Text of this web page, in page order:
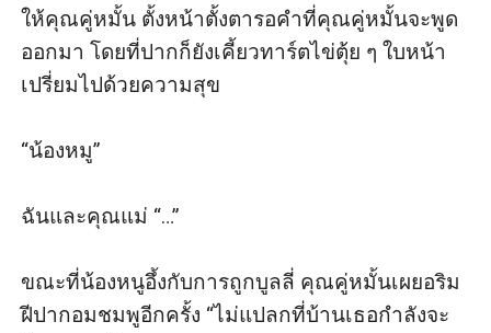
ให้คุณคู่หมั้น ตั้งหน้าตั้งตารอคำที่คุณคู่หมั้นจะพูด
ออกมา โดยที่ปากก็ยังเคี้ยวทาร์ตไข่ตุ้ย ๆ ใบหน้า
เปรี่ยมไปด้วยความสุข
“น้องหมู”
ฉันและคุณแม่ “…”
ขณะที่น้องหนูอึ้งกับการถูกบูลลี่ คุณคู่หมั้นเผยอริม
ฝีปากอมชมพูอีกครั้ง “ไม่แปลกที่บ้านเธอกำลังจะ